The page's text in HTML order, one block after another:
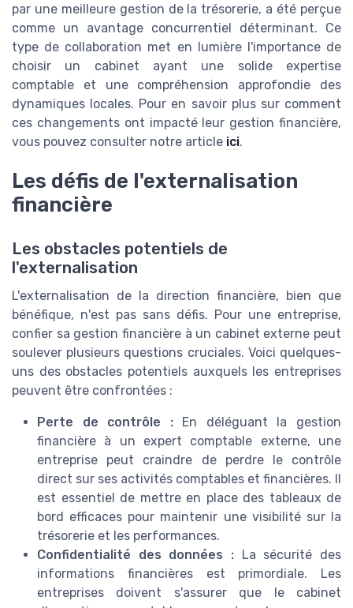
par une meilleure gestion de la trésorerie, a été perçue
comme un avantage concurrentiel déterminant. Ce
type de collaboration met en lumière l'importance de
choisir un cabinet ayant une solide expertise
comptable et une compréhension approfondie des
dynamiques locales. Pour en savoir plus sur comment
ces changements ont impacté leur gestion financière,
vous pouvez consulter notre article ici.
Les défis de l'externalisation
financière
Les obstacles potentiels de
l'externalisation
L'externalisation de la direction financière, bien que
bénéfique, n'est pas sans défis. Pour une entreprise,
confier sa gestion financière à un cabinet externe peut
soulever plusieurs questions cruciales. Voici quelques-
uns des obstacles potentiels auxquels les entreprises
peuvent être confrontées :
Perte de contrôle :En déléguant la gestion
financière à un expert comptable externe, une
entreprise peut craindre de perdre le contrôle
direct sur ses activités comptables et financières. Il
est essentiel de mettre en place des tableaux de
bord efficaces pour maintenir une visibilité sur la
trésorerie et les performances.
Confidentialité des données : La sécurité des
informations financières est primordiale. Les
entreprises doivent s'assurer que le cabinet